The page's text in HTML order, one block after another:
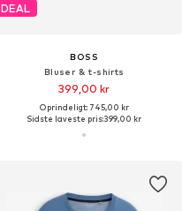
DEAL
BOSS
Bluser & t-shirts
399,00 kr
Oprindeligt: 745,00 kr
Sidste laveste pris:399,00 kr